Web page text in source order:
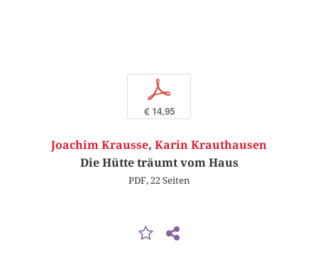
p
€ 14,95
Joachim Krausse, Karin Krauthausen
Die Hütte träumt vom Haus
PDF, 22 Seiten